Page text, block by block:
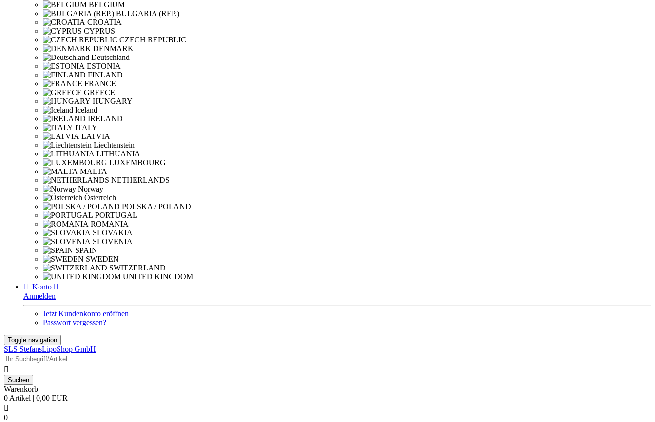
BELGIUM
BULGARIA (REP.)
CROATIA
CYPRUS
CZECH REPUBLIC
DENMARK
Deutschland
ESTONIA
FINLAND
FRANCE
GREECE
HUNGARY
Iceland
IRELAND
ITALY
LATVIA
Liechtenstein
LITHUANIA
LUXEMBOURG
MALTA
NETHERLANDS
Norway
Österreich
POLSKA / POLAND
PORTUGAL
ROMANIA
SLOVAKIA
SLOVENIA
SPAIN
SWEDEN
SWITZERLAND
UNITED KINGDOM
 Konto 
Anmelden
Jetzt Kundenkonto eröffnen
Passwort vergessen?
Toggle navigation
SLS StefansLipoShop GmbH

Warenkorb
0 Artikel | 0,00 EUR

0